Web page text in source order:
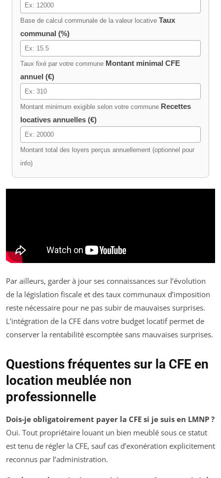
Base de calcul communale de la valeur locative Taux
communal (%)
Taux fixé par votre commune Montant minimal CFE
annuel (€)
Montant minimum exigible selon votre commune Recettes
locatives annuelles (€)
Montant total des loyers perçus annuellement (optionnel pour
info)
Par ailleurs, garder à jour ses connaissances sur l’évolution
de la législation fiscale et des taux communaux d’imposition
reste nécessaire pour ne pas subir de mauvaises surprises.
L’intégration de la CFE dans votre budget locatif permet de
conserver la rentabilité escomptée sans mauvaises surprises.
Questions fréquentes sur la CFE en
location meublée non
professionnelle
Dois-je obligatoirement payer la CFE si je suis en LMNP ?
Oui. Tout propriétaire louant un bien meublé sous ce statut
est tenu de régler la CFE, sauf cas d’exonération explicitement
reconnus par l’administration.